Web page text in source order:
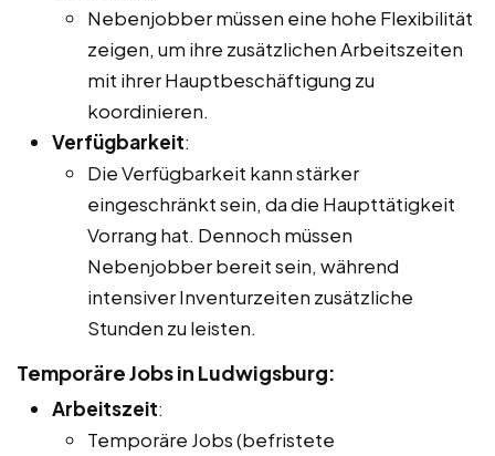
Nebenjobber müssen eine hohe Flexibilität
zeigen, um ihre zusätzlichen Arbeitszeiten
mit ihrer Hauptbeschäftigung zu
koordinieren.
Verfügbarkeit:
Die Verfügbarkeit kann stärker
eingeschränkt sein, da die Haupttätigkeit
Vorrang hat. Dennoch müssen
Nebenjobber bereit sein, während
intensiver Inventurzeiten zusätzliche
Stunden zu leisten.
Temporäre Jobs in Ludwigsburg:
Arbeitszeit:
Temporäre Jobs (befristete